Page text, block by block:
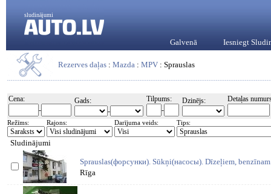
sludinājumi
Galvenā Iesniegt
Rezerves daļas : Mazda : MPV : Sprauslas
Cena:
-
Gads:
-
Tilpums:
-
Dzinējs: Detaļas
Režīms: Rajons: Darījuma veids: Tips:
Sludinājumi
Sprauslas(форсунки). Sūkņi(насосы). Dīzeļiem,
Rīga